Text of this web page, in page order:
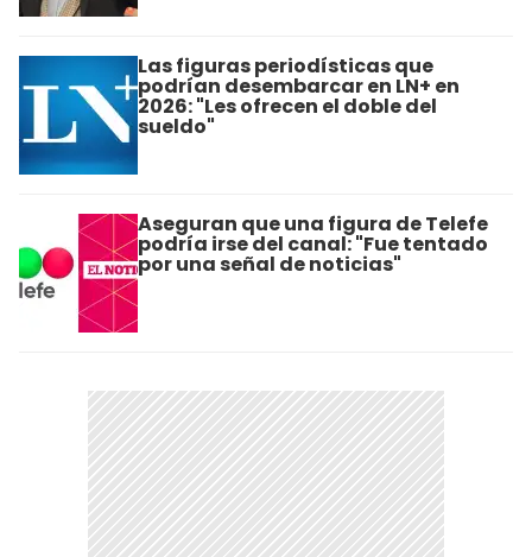
Las figuras periodísticas que
podrían desembarcar en LN+ en
2026: "Les ofrecen el doble del
sueldo"
Aseguran que una figura de Telefe
podría irse del canal: "Fue tentado
por una señal de noticias"